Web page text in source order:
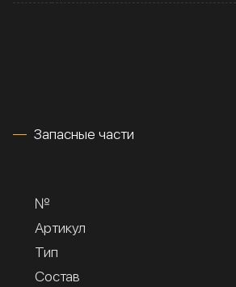
Запасные части
№
Артикул
Тип
Состав